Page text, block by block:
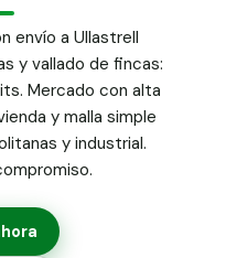
envío a Ullastrell
y vallado de fincas:
Mercado con alta
y malla simple
y industrial.